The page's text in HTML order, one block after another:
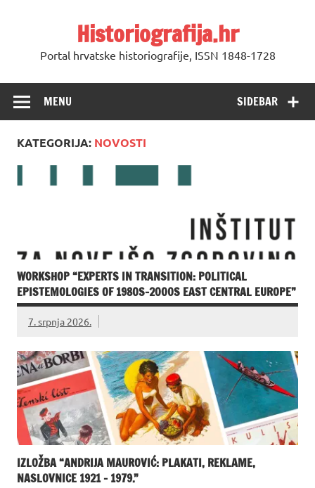
Historiografija.hr
Portal hrvatske historiografije, ISSN 1848-1728
SIDEBAR
MENU
KATEGORIJA: NOVOSTI
WORKSHOP “EXPERTS IN TRANSITION: POLITICAL
EPISTEMOLOGIES OF 1980S–2000S EAST CENTRAL EUROPE”
7. srpnja 2026.
IZLOŽBA “ANDRIJA MAUROVIĆ: PLAKATI, REKLAME,
NASLOVNICE 1921 – 1979.”